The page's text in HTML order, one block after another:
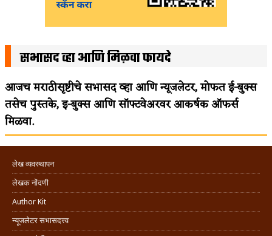
सभासद व्हा आणि मिळवा फायदे
आजच मराठीसृष्टीचे सभासद व्हा आणि न्यूजलेटर, मोफत ई-बुक्स
तसेच पुस्तके, इ-बुक्स आणि सॉफ्टवेअरवर आकर्षक ऑफर्स
मिळवा.
लेख व्यवस्थापन
लेखक नोंदणी
Author Kit
न्यूजलेटर सभासदत्त्व